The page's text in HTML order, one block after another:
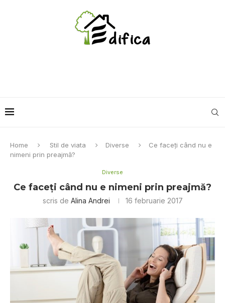
Home Stil de viata Diverse
Ce faceți când nu e
nimeni prin preajmă?
Diverse
Ce faceți când nu e nimeni prin preajmă?
scris de Alina Andrei 16 februarie 2017